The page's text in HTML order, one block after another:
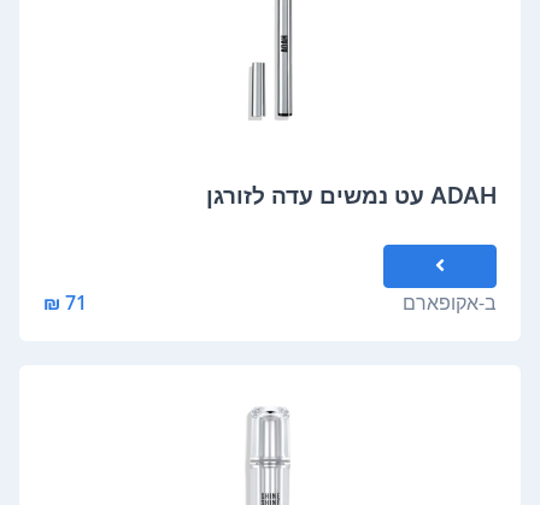
ADAH עט נמשים עדה לזורגן
ב-אקופארם 71 ₪